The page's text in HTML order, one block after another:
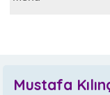
Mustafa